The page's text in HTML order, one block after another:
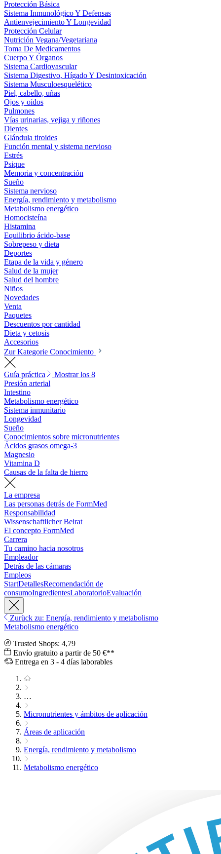
Protección Básica
Sistema Inmunológico Y Defensas
Antienvejecimiento Y Longevidad
Protección Celular
Nutrición Vegana/Vegetariana
Toma De Medicamentos
Cuerpo Y Órganos
Sistema Cardiovascular
Sistema Digestivo, Hígado Y Desintoxicación
Sistema Musculoesquelético
Piel, cabello, uñas
Ojos y oídos
Pulmones
Vías urinarias, vejiga y riñones
Dientes
Glándula tiroides
Función mental y sistema nervioso
Estrés
Psique
Memoria y concentración
Sueño
Sistema nervioso
Energía, rendimiento y metabolismo
Metabolismo energético
Homocisteína
Histamina
Equilibrio ácido-base
Sobrepeso y dieta
Deportes
Etapa de la vida y género
Salud de la mujer
Salud del hombre
Niños
Novedades
Venta
Paquetes
Descuentos por cantidad
Dieta y cetosis
Accesorios
Zur Kategorie Conocimiento
Guía práctica
Mostrar los 8
Presión arterial
Intestino
Metabolismo energético
Sistema inmunitario
Longevidad
Sueño
Conocimientos sobre micronutrientes
Ácidos grasos omega-3
Magnesio
Vitamina D
Causas de la falta de hierro
La empresa
Las personas detrás de FormMed
Responsabilidad
Wissenschaftlicher Beirat
El concepto FormMed
Carrera
Tu camino hacia nosotros
Empleador
Detrás de las cámaras
Empleos
StartDetallesRecomendación de
consumoIngredientesLaboratorioEvaluación
Zurück zu: Energía, rendimiento y metabolismo
Metabolismo energético
Trusted Shops: 4,79
Envío gratuito a partir de 50 €**
Entrega en 3 - 4 días laborables
…
Micronutrientes y ámbitos de aplicación
Áreas de aplicación
Energía, rendimiento y metabolismo
Metabolismo energético